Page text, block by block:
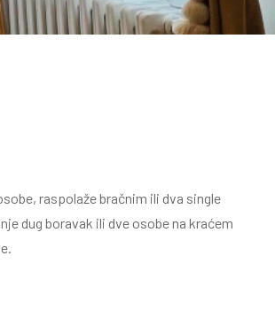
raspolaže bračnim ili dva single
dug boravak ili dve osobe na kraćem